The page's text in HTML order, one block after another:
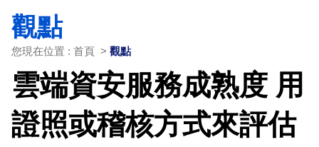
觀點
您現在位置 : 首頁 > 觀點
雲端資安服務成熟度 用
證照或稽核方式來評估